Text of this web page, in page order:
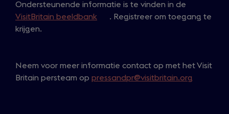
Ondersteunende informatie is te vinden in de
VisitBritain beeldbank
n
s
. Registreer om toegang te
krijgen.
Neem voor meer informatie contact op met het Visit
Britain persteam op pressandpr@visitbritain.org